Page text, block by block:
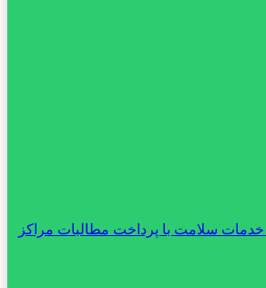
خدمات سلامت با پرداخت مطالبات مراکز